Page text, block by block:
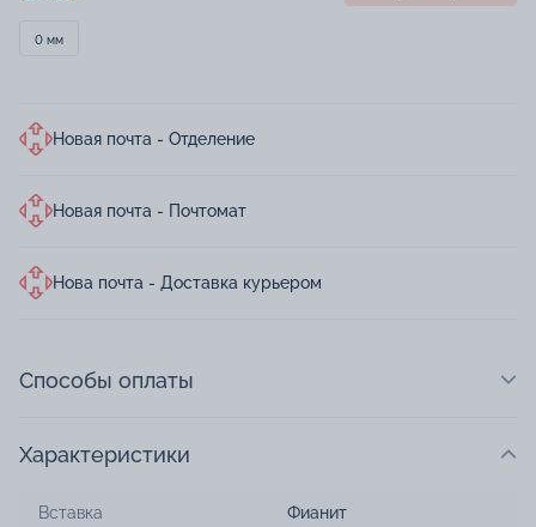
0 мм
Новая почта - Отделение
Новая почта - Почтомат
Нова почта - Доставка курьером
Способы оплаты
Характеристики
Вставка Фианит